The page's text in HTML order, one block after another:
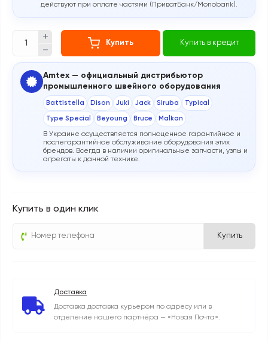
действуют при оплате частями (ПриватБанк/Monobank).
Купить Купить в кредит
Amtex — официальный дистрибьютор
промышленного швейного оборудования
Battistella Dison Juki Jack Siruba Typical
Type Special Beyoung Bruce Malkan
В Украине осуществляется полноценное гарантийное и
послегарантийное обслуживание оборудования этих
брендов. Всегда в наличии оригинальные запчасти, узлы и
агрегаты к данной технике.
Купить в один клик
Купить
Доставка
Доставка доставка курьером по адресу или в
отделение нашего партнёра — «Новая Почта».